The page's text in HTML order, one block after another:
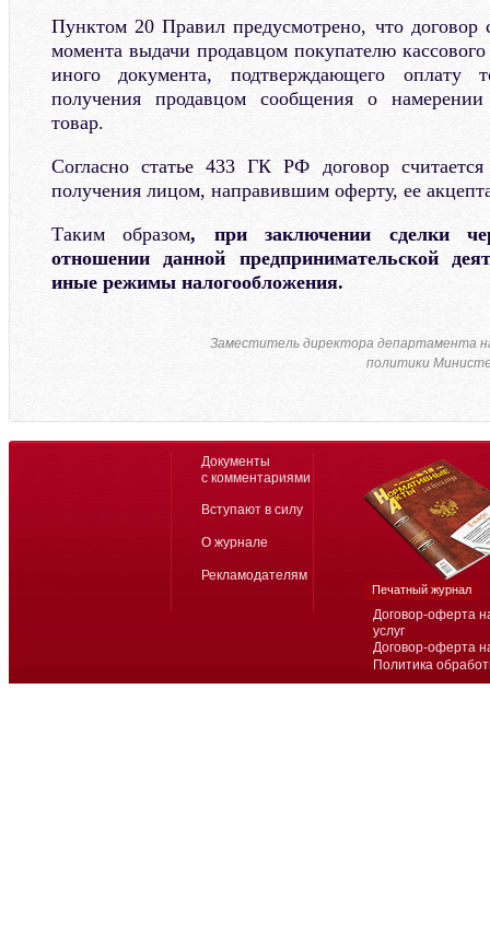
Пунктом 20 Правил предусмотрено, что договор
момента выдачи продавцом покупателю
иного документа, подтверждающего оплату
получения продавцом сообщения о намерении
товар.
Согласно статье 433 ГК РФ договор
получения лицом, направившим оферту, ее
Таким образом, при заключении сделки
отношении данной предпринимательской
иные режимы налогообложения.
Заместитель директора департамента
политики
Договор-оферта
услуг
Договор-оферта
Политика
Документы
с комментариями
Вступают в силу
О журнале
Рекламодателям
Печатный журнал